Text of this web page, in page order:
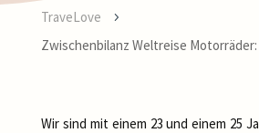
TraveLove 5
Zwischenbilanz Weltreise
Wir sind mit einem 23 und einem 25